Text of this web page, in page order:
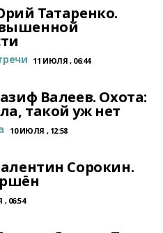
Татаренко.
11 ИЮЛЯ , 06:44
Валеев. Охота:
такой уж нет
10 ИЮЛЯ , 12:58
Сорокин.
06:54